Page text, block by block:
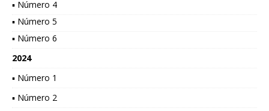
▪ Número 4
▪ Número 5
▪ Número 6
2024
▪ Número 1
▪ Número 2